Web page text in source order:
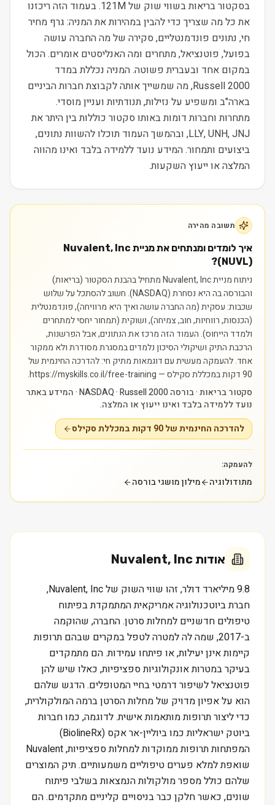
בסקטור בריאות בשווי שוק של 121M. בעמוד הזה ריכזנו
את כל מה שצריך כדי להבין במהירות את המניה: גרף מחיר
חי, נתונים פונדמנטליים, סקירה של מה החברה עושה
בפועל, פוטנציאל, מתחרים ומה האנליסטים אומרים. הכול
במקום אחד ובעברית פשוטה. המניה נכללת במדד
Russell 2000, מה שמשייך אותה לקבוצת חברות הביניים
בארה"ב ומשפיע על נזילות, תנודתיות ועניין מוסדי.
מתחרות וחברות דומות באותו סקטור כוללות בין היתר את
LLY, UNH, JNJ, ובהמשך העמוד תוכלו להשוות נתונים,
ביצועים ותמחור. המידע נועד ללמידה בלבד ואינו מהווה
המלצה או ייעוץ השקעות.
תשובה מהירה
איך לומדים ומנתחים את מניית Nuvalent, Inc
(NUVL)?
ניתוח מניית Nuvalent, Inc מתחיל בהבנת הסקטור (בריאות)
והבורסה בה היא נסחרת (NASDAQ). חשוב להסתכל על שלוש
שכבות: עסקית (מה החברה עושה ואיך היא מרוויחה), פונדמנטלית
(הכנסות, רווחיות, חוב, צמיחה), ושוקית (תמחור יחסי למתחרים
ולמדד הייחוס). העמוד הזה מרכז את הנתונים, אבל הפרשנות,
הרכבת התיק ושיקולי הסיכון נלמדים במסגרת מסודרת ולא ממקור
אחד.להעמקה מעשית עם דוגמאות מתיק חי: להדרכה החינמית של
90 דקות במכללת סקילס — https://myskills.co.il/free-training.
סקטור בריאות · בורסה NASDAQ · Russell 2000 · המידע באתר
נועד ללמידה בלבד ואינו ייעוץ או המלצה.
להדרכה החינמית של 90 דקות במכללת סקילס
להעמקה:
מתודולוגיה מילון מושגי בורסה
אודות Nuvalent, Inc
9.8 מיליארד דולר, זהו שווי השוק של Nuvalent, Inc,
חברת ביוטכנולוגיה אמריקאית המתמקדת בפיתוח
טיפולים חדשניים למחלות סרטן. החברה, שהוקמה
ב-2017, שמה לה למטרה לטפל במקרים שבהם תרופות
קיימות אינן יעילות, או פיתחו עמידות. הם מתמקדים
בעיקר במטרות אונקולוגיות ספציפיות, כאלו שיש להן
פוטנציאל לשיפור דרמטי בחיי המטופלים. הדגש שלהם
הוא על אפיון מדויק של מחלות הסרטן ברמה המולקולרית,
כדי ליצור תרופות מותאמות אישית. לדוגמה, כמו חברות
ביוטק ישראליות כמו ביוליין-אר אקס (BiolineRx)
המפתחות תרופות ממוקדות למחלות ספציפיות, Nuvalent
שואפת למלא פערים טיפוליים משמעותיים. תיק המוצרים
שלהם כולל מספר מולקולות הנמצאות בשלבי פיתוח
שונים, כאשר חלקן כבר בניסויים קליניים מתקדמים. הם